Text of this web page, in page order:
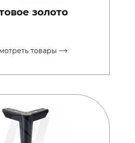
золото
товары